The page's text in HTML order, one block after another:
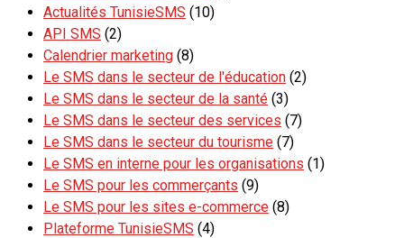
Actualités TunisieSMS (10)
API SMS (2)
Calendrier marketing (8)
Le SMS dans le secteur de l'éducation (2)
Le SMS dans le secteur de la santé (3)
Le SMS dans le secteur des services (7)
Le SMS dans le secteur du tourisme (7)
Le SMS en interne pour les organisations (1)
Le SMS pour les commerçants (9)
Le SMS pour les sites e-commerce (8)
Plateforme TunisieSMS (4)